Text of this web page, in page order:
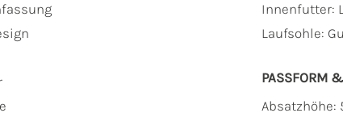
Innenfutter:
Laufsohle:
PASSFORM
Absatzhöhe: